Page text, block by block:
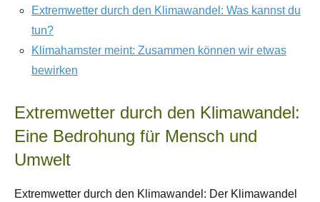
Extremwetter durch den Klimawandel: Was kannst du
tun?
Klimahamster meint: Zusammen können wir etwas
bewirken
Extremwetter durch den Klimawandel:
Eine Bedrohung für Mensch und
Umwelt
Extremwetter durch den Klimawandel: Der Klimawandel